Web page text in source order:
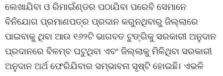
ଲେଖାଯିବା ଓ ରିମାଇଁଣ୍ଡର ପଠାଯିବା ପରେବି ସେମାନେ
ବିନିଯୋଗ ପ୍ରମାଣପତ୍ର ପ୍ରଦାନ କରୁନଥିବାରୁ ଜିଲ୍ଲାରେ
ପାଇବାକୁ ଥିବା ଆଉ ୧୬୨ଟି ଭାଗବତ ଟୁଙ୍ଗିକୁ ସରକାରୀ ଅନୁଦାନ
ପ୍ରଦାନରେ ବିଳମ୍ବ ଘଟୁଥିବା ଏବଂ ଜିଲ୍ଲାକୁ ମିଳିଥିବା ସରକାରୀ
ଅନୁଦାନ ଅର୍ଥ ଫେରିଯିବାର ସମ୍ଭାବନା ସୃଷ୍ଟି ହୋଇଛି। ଏଭଳି